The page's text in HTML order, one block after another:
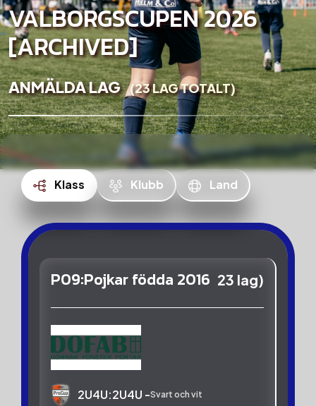
VALBORGSCUPEN 2026
[ARCHIVED]
ANMÄLDA LAG (23 LAG TOTALT)
Klass Klubb Land
P09:Pojkar födda 2016 23 lag)
2U4U:2U4U -Svart och vit